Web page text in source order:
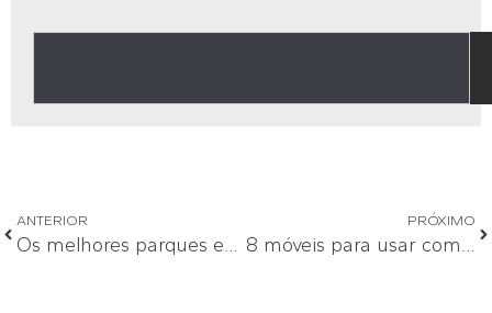
ANTERIOR
Os melhores parques em Santa Bárbara D’Oeste
PRÓXIMO
8 móveis para usar com elegância na sala de estar